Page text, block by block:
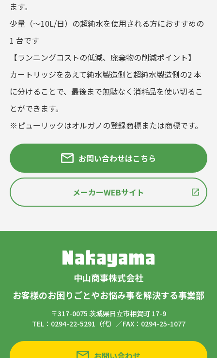
ます。
少量（～10L/日）の超純水を使用される方におすすめの
1 台です
【ランニングコストの低減、廃棄物の削減ポイント】
カートリッジをあえて純水製造側と超純水製造側の2 本
に分けることで、最後まで無駄なく消耗品を使い切るこ
とができます。
※ピューリックはオルガノの登録商標または商標です。
お問い合わせはこちら
メーカーWEBサイト
中山商事株式会社
お客様のお困りごとやお悩み事を解決する事業部
〒317-0075 茨城県日立市相賀町 17-9
TEL：0294-22-5291（代）／FAX：0294-25-1077
お問い合わせ